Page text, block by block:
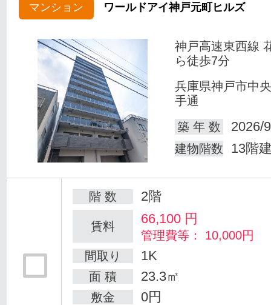
マンション ワールドアイ神戸元町ヒルズ
神戸高速東西線
ら徒歩7分
兵庫県神戸市中
手通
築 年 数
2026/
建物階数 13階
階 数 2階
賃料 66,100 円
管理費等： 10,000円
間取り
1K
面 積 23.3㎡
敷金 0円